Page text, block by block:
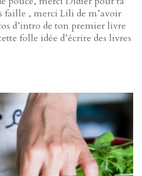
faille , merci Lili de m’avoir
d’intro de ton premier livre
folle idée d’écrire des livres